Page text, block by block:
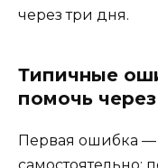
через три дня.
Типичные
помочь
Первая ошибка —
самостоятельно: